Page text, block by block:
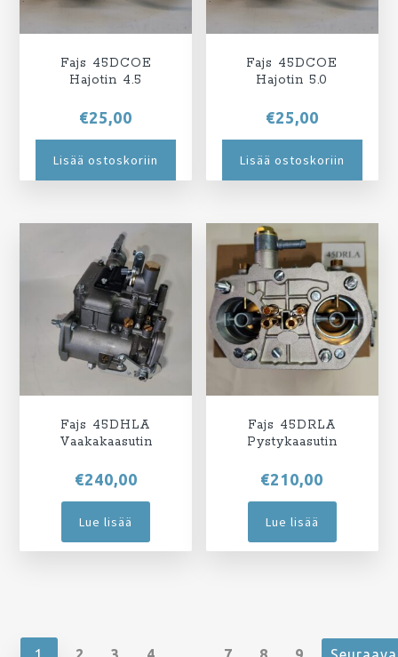
Fajs 45DCOE
Hajotin 4.5
€25,00
Lisää ostoskoriin
Fajs 45DCOE
Hajotin 5.0
€25,00
Lisää ostoskoriin
Fajs 45DHLA
Vaakakaasutin
€240,00
Lue lisää
Fajs 45DRLA
Pystykaasutin
€210,00
Lue lisää